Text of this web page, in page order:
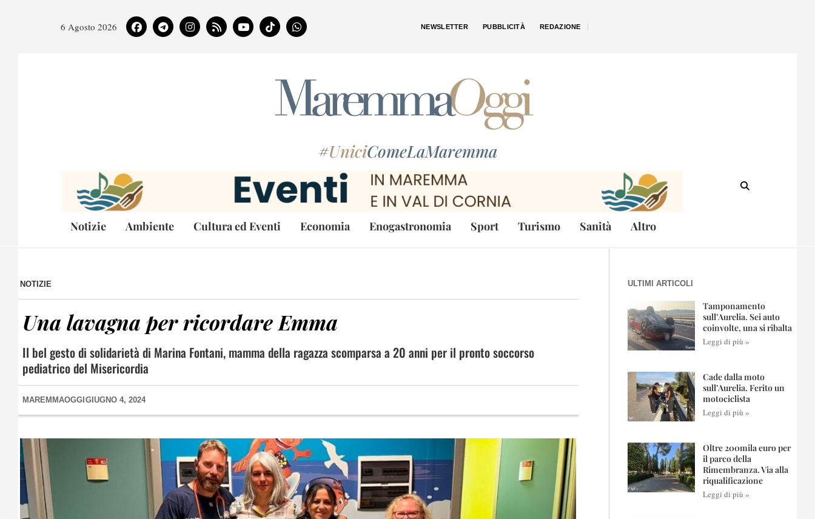
6 Agosto 2026 NEWSLETTER PUBBLICITÀ REDAZIONE
#UniciComeLaMaremma
Notizie Ambiente Cultura ed Eventi Economia Enogastronomia Sport Turismo Sanità Altro
NOTIZIE
Una lavagna per ricordare Emma
Il bel gesto di solidarietà di Marina Fontani, mamma della ragazza scomparsa a 20 anni per il pronto soccorso
pediatrico del Misericordia
MAREMMAOGGI GIUGNO 4, 2024
ULTIMI ARTICOLI
Tamponamento
sull’Aurelia. Sei auto
coinvolte, una si ribalta
Leggi di più »
Cade dalla moto
sull’Aurelia. Ferito un
motociclista
Leggi di più »
Oltre 200mila euro per
il parco della
Rimembranza. Via alla
riqualificazione
Leggi di più »